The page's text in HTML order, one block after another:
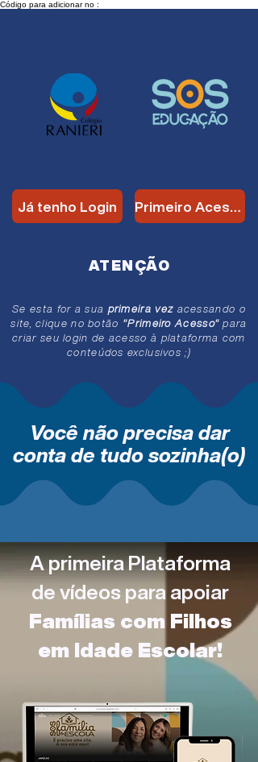
Código para adicionar no :
Já tenho Login Primeiro Acesso
ATENÇÃO
Se esta for a sua primeira vez acessando o
site, clique no botão "Primeiro Acesso" para
criar seu login de acesso à plataforma com
conteúdos exclusivos ;)
Você não precisa dar
conta de tudo sozinha(o)
A primeira Plataforma
de vídeos para apoiar
Famílias com Filhos
em Idade Escolar!